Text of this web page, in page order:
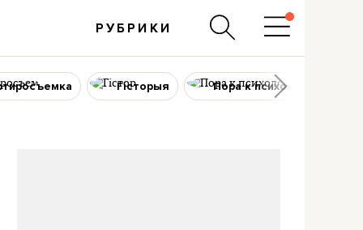
РУБРИКИ
Гісторыя Пора к психологу